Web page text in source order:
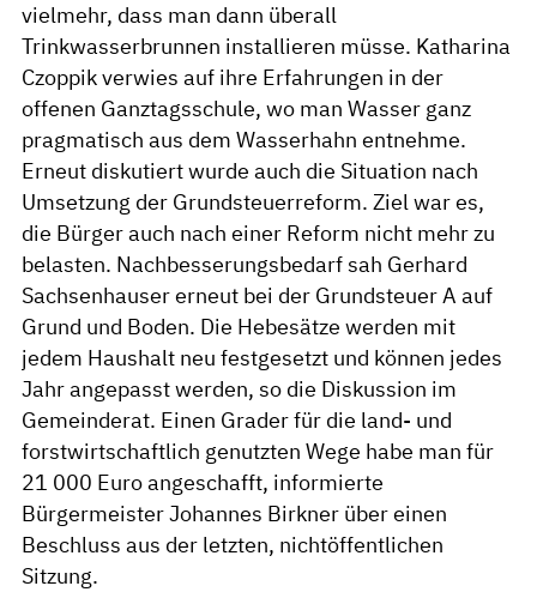
vielmehr, dass man dann überall
Trinkwasserbrunnen installieren müsse. Katharina
Czoppik verwies auf ihre Erfahrungen in der
offenen Ganztagsschule, wo man Wasser ganz
pragmatisch aus dem Wasserhahn entnehme.
Erneut diskutiert wurde auch die Situation nach
Umsetzung der Grundsteuerreform. Ziel war es,
die Bürger auch nach einer Reform nicht mehr zu
belasten. Nachbesserungsbedarf sah Gerhard
Sachsenhauser erneut bei der Grundsteuer A auf
Grund und Boden. Die Hebesätze werden mit
jedem Haushalt neu festgesetzt und können jedes
Jahr angepasst werden, so die Diskussion im
Gemeinderat. Einen Grader für die land- und
forstwirtschaftlich genutzten Wege habe man für
21 000 Euro angeschafft, informierte
Bürgermeister Johannes Birkner über einen
Beschluss aus der letzten, nichtöffentlichen
Sitzung.